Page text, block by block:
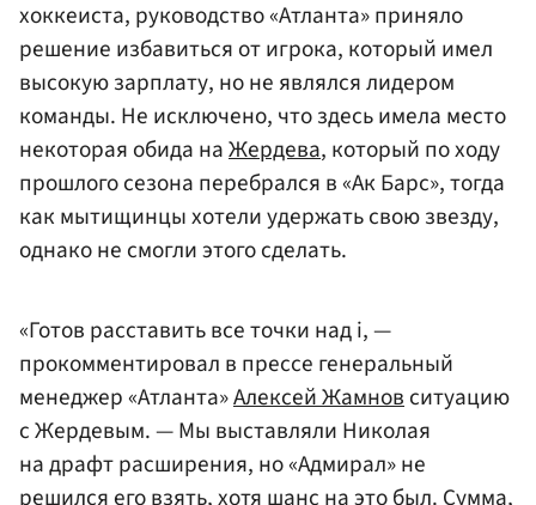
хоккеиста, руководство «Атланта» приняло
решение избавиться от игрока, который имел
высокую зарплату, но не являлся лидером
команды. Не исключено, что здесь имела место
некоторая обида наЖердева, который по ходу
прошлого сезона перебрался в «Ак Барс», тогда
как мытищинцы хотели удержать свою звезду,
однако не смогли этого сделать.
«Готов расставить все точки над i, —
прокомментировал в прессе генеральный
менеджер «Атланта»Алексей Жамновситуацию
с Жердевым. — Мы выставляли Николая
на драфт расширения, но «Адмирал» не
решился его взять, хотя шанс на это был. Сумма,